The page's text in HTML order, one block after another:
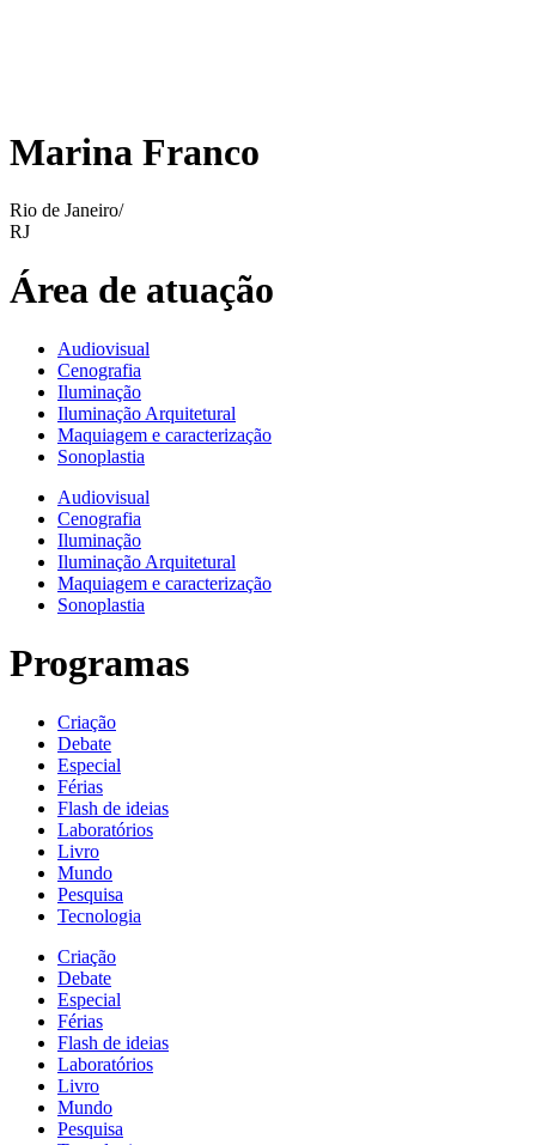
Marina Franco
Rio de Janeiro/
RJ
Área de atuação
Audiovisual
Cenografia
Iluminação
Iluminação Arquitetural
Maquiagem e caracterização
Sonoplastia
Audiovisual
Cenografia
Iluminação
Iluminação Arquitetural
Maquiagem e caracterização
Sonoplastia
Programas
Criação
Debate
Especial
Férias
Flash de ideias
Laboratórios
Livro
Mundo
Pesquisa
Tecnologia
Criação
Debate
Especial
Férias
Flash de ideias
Laboratórios
Livro
Mundo
Pesquisa